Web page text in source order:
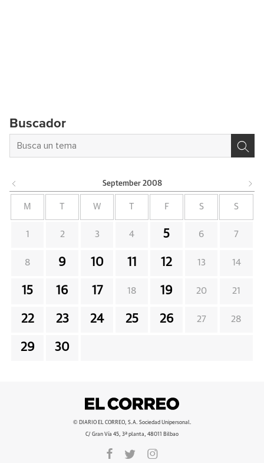
Buscador
September 2008
M W F S S
1 2 3 4 5 6 7
8 9 10 11 12 13 14
15 16 17 18 19 20 21
22 23 24 25 26 27 28
29 30
© DIARIO EL CORREO, S.A. Sociedad Unipersonal.
C/ Gran Vía 45, 3ª planta, 48011 Bilbao